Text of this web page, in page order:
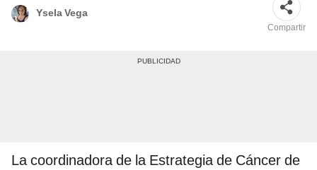
Ysela Vega
Compartir
La coordinadora de la Estrategia de Cáncer de